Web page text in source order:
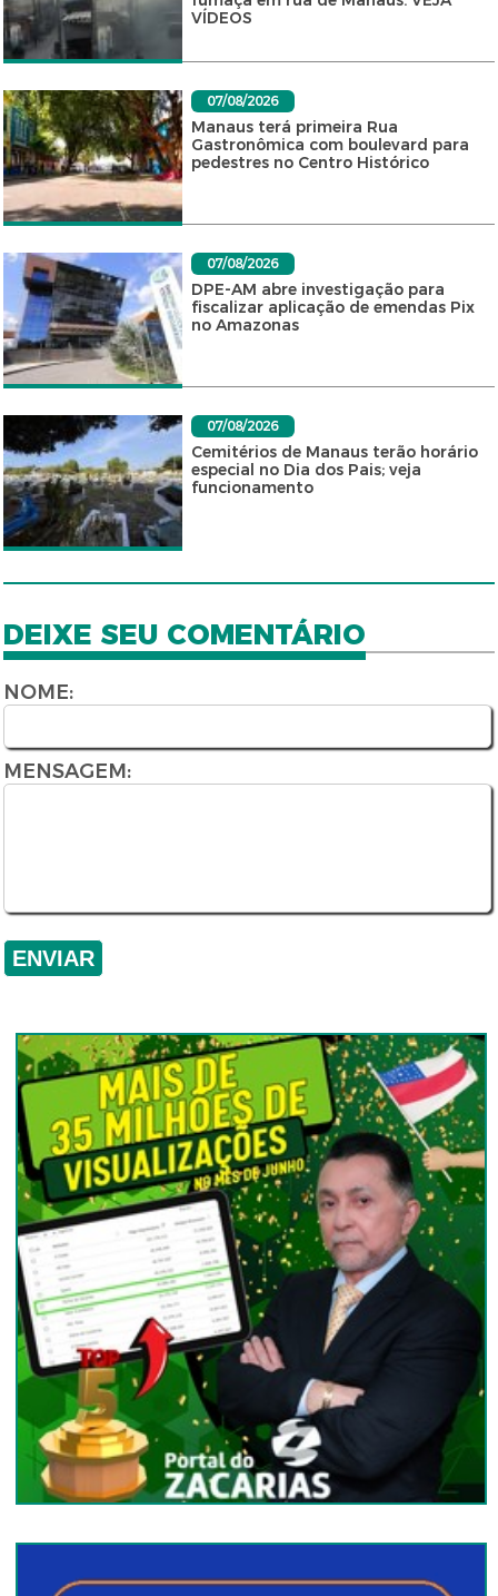
VÍDEOS
07/08/2026
Manaus terá primeira Rua
Gastronômica com boulevard para
pedestres no Centro Histórico
07/08/2026
DPE-AM abre investigação para
fiscalizar aplicação de emendas Pix
no Amazonas
07/08/2026
Cemitérios de Manaus terão horário
especial no Dia dos Pais; veja
funcionamento
DEIXE SEU COMENTÁRIO
NOME:
MENSAGEM: